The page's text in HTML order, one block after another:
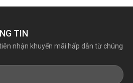
TIN
nhận khuyến mãi hấp dẫn từ chúng